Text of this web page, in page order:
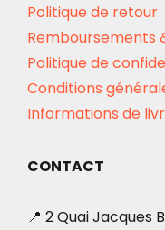
Politique de retour
Remboursements
Politique de
Conditions
Informations de
CONTACT
📍 2 Quai Jacques